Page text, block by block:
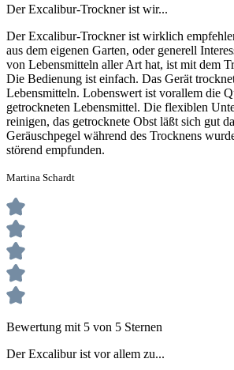
Der Excalibur-Trockner ist wir...
Der Excalibur-Trockner ist wirklich
aus dem eigenen Garten, oder generell
von Lebensmitteln aller Art hat, ist mit dem
Die Bedienung ist einfach. Das Gerät
Lebensmitteln. Lobenswert ist vorallem die
getrockneten Lebensmittel. Die flexiblen
reinigen, das getrocknete Obst läßt sich gut
Geräuschpegel während des Trocknens
störend empfunden.
Martina Schardt
Bewertung mit 5 von 5 Sternen
Der Excalibur ist vor allem zu...